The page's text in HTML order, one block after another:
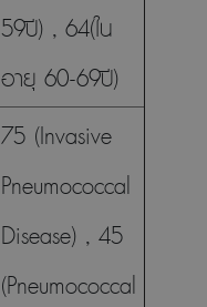
59ปี) , 64(ใน
อายุ 60-69ปี)
75 (Invasive
Pneumococcal
Disease) , 45
(Pneumococcal